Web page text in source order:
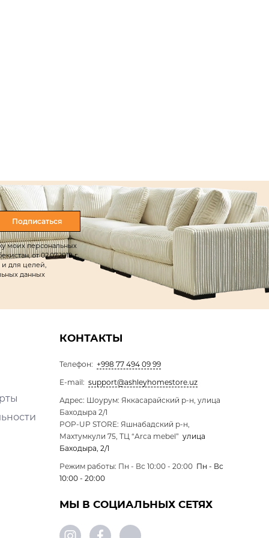
Подписаться
моих персональных
от 02.07.2019 г.
и для целей,
данных
КОНТАКТЫ
Телефон: +998 77 494 09 99
E-mail: support@ashleyhomestore.uz
Адрес: Шоурум: Яккасарайский р-н, улица
Баходыра 2/1
POP-UP STORE: Яшнабадский р-н,
Махтумкули 75, ТЦ “Arca mebel” улица
Баходыра, 2/1
Режим работы: Пн - Вс 10:00 - 20:00 Пн - Вс
10:00 - 20:00
МЫ В СОЦИАЛЬНЫХ СЕТЯХ